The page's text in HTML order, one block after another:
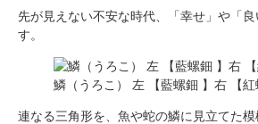
先が見えない不安な時代、「幸せ」や「
す。
鱗（うろこ） 左 【藍螺鈿 】右 【紅
連なる三角形を、魚や蛇の鱗に見立てた